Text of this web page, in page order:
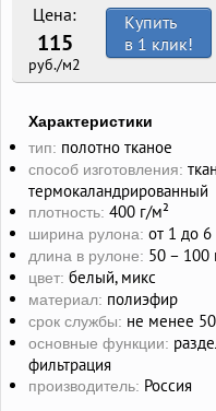
Цена:
115
руб./м2
Купить
в 1 клик!
Характеристики
тип: полотно тканое
способ изготовления:
термокаландрированный
плотность: 400 г/м²
ширина рулона: от 1 до
длина в рулоне: 50 – 100
цвет: белый, микс
материал: полиэфир
срок службы: не менее
основные функции:
фильтрация
производитель: Россия